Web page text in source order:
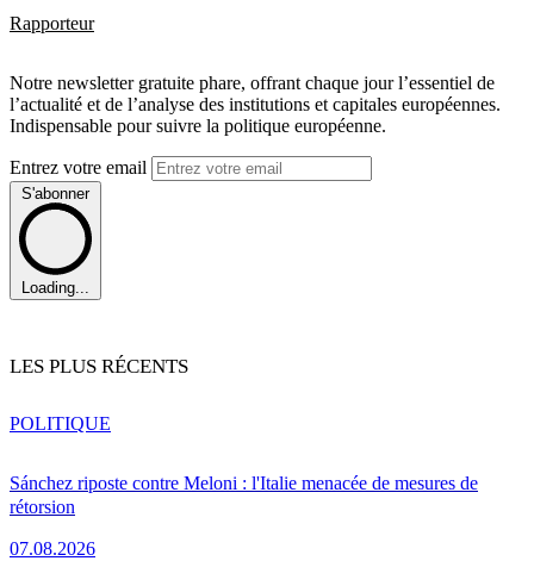
Rapporteur
Notre newsletter gratuite phare, offrant chaque jour l’essentiel de
l’actualité et de l’analyse des institutions et capitales européennes.
Indispensable pour suivre la politique européenne.
Entrez votre email
S'abonner
Loading...
LES PLUS RÉCENTS
Sánchez riposte contre Meloni : l'Italie menacée de mesures de
rétorsion
07.08.2026
POLITIQUE